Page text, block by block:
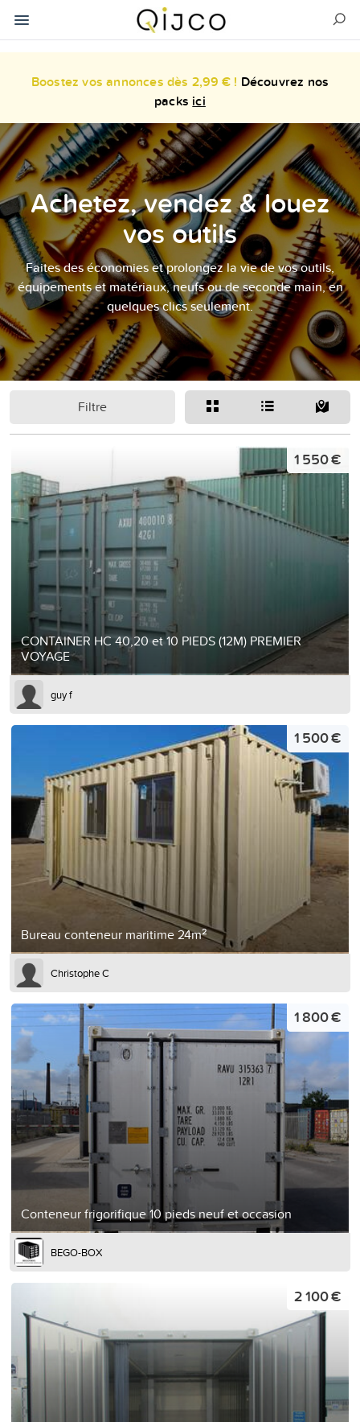
Boostez vos annonces dès 2,99 € ! Découvrez nos
packs ici
Achetez, vendez & louez
vos outils
Faites des économies et prolongez la vie de vos outils,
équipements et matériaux, neufs ou de seconde main, en
quelques clics seulement.
Filtre
CONTAINER HC 40,20 et 10 PIEDS (12M) PREMIER
VOYAGE
1 550 €
guy f
Bureau conteneur maritime 24m²
1 500 €
Christophe C
Conteneur frigorifique 10 pieds neuf et occasion
1 800 €
BEGO-BOX
2 100 €